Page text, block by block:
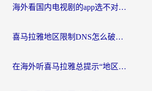
海外看国内电视剧的app选不对？这份回国加速器避坑指南帮你流畅追剧
喜马拉雅地区限制DNS怎么破？海外党听国内音乐听书的终极解决方案
在海外听喜马拉雅总提示“地区限制”？3步轻松解除+听国内音乐全攻略